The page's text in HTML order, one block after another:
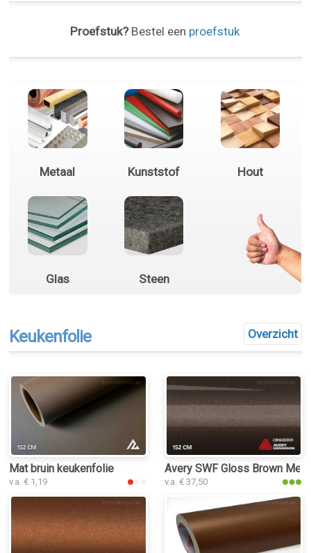
Proefstuk?Bestel een proefstuk
Metaal Kunststof Hout
Glas Steen
Overzicht
Keukenfolie
Mat bruin keukenfolie
v.a. € 1,19
Avery SWF Gloss Brown
v.a. € 37,50